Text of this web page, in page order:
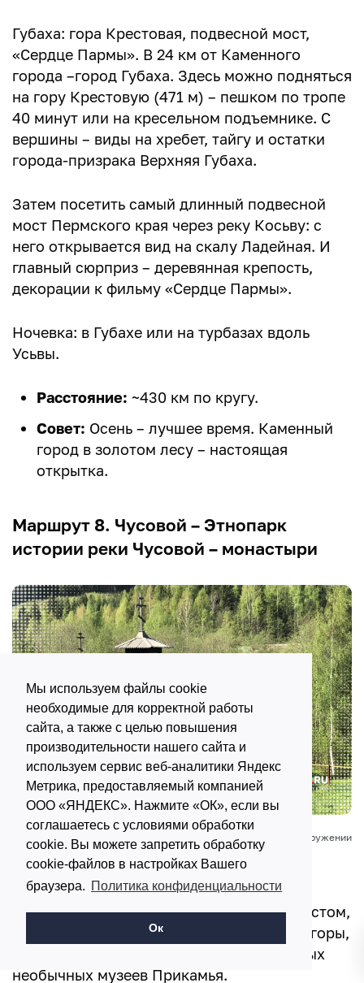
Мы используем файлы cookie
необходимые для корректной работы
сайта, а также с целью повышения
производительности нашего сайта и
используем сервис веб-аналитики Яндекс
Метрика, предоставляемый компанией
ООО «ЯНДЕКС». Нажмите «ОК», если вы
соглашаетесь с условиями обработки
cookie. Вы можете запретить обработку
cookie-файлов в настройках Вашего
браузера. Политика конфиденциальности
Ок
Губаха: гора Крестовая, подвесной мост,
«Сердце Пармы». В 24 км от Каменного
города –город Губаха. Здесь можно подняться
на гору Крестовую (471 м) – пешком по тропе
40 минут или на кресельном подъемнике. С
вершины – виды на хребет, тайгу и остатки
города-призрака Верхняя Губаха.
Затем посетить самый длинный подвесной
мост Пермского края через реку Косьву: с
него открывается вид на скалу Ладейная. И
главный сюрприз – деревянная крепость,
декорации к фильму «Сердце Пармы».
Ночевка: в Губахе или на турбазах вдоль
Усьвы.
Расстояние: ~430 км по кругу.
Совет: Осень – лучшее время. Каменный
город в золотом лесу – настоящая
открытка.
Маршрут 8. Чусовой – Этнопарк
истории реки Чусовой – монастыри
Этнопарк реки Чусовой – старинная деревянная часовня в окружении
уральской природы
Мы ехали мимо и были удивлены: дома
отреставрированы, река с подвесным мостом,
зеленые острова. У подножия Арининой горы,
на берегу реки Архиповки – один из самых
необычных музеев Прикамья.